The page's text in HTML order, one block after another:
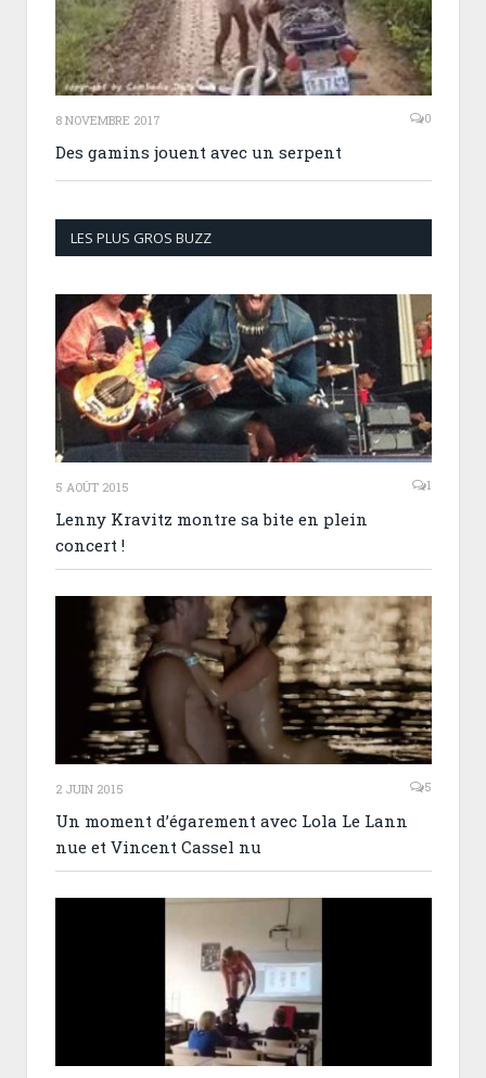
8 NOVEMBRE 2017 0
Des gamins jouent avec un serpent
LES PLUS GROS BUZZ
5 AOÛT 2015 1
Lenny Kravitz montre sa bite en plein
concert !
2 JUIN 2015 5
Un moment d’égarement avec Lola Le Lann
nue et Vincent Cassel nu